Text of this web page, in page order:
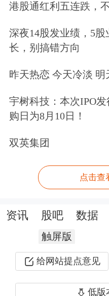
披露媒体为准，
全部或部分内容而
责任。用户个人
险，东方财富对
保。
还在观望？股票账
及时上车>>
文章来源：东方财富Choice数据
港股通红利五连跌，
深夜14股发业绩，5
长，别搞错方向
昨天热恋 今天冷淡 明
宇树科技：本次IPO
购日为8月10日！
双英集团
点击查
资讯 股吧 数据
触屏版
给网站提点意见
低版